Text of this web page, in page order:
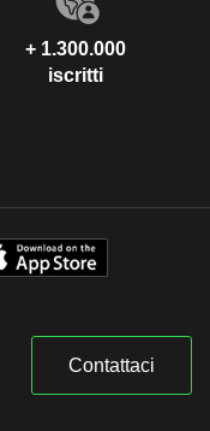
+ 1.300.000
iscritti
Contattaci